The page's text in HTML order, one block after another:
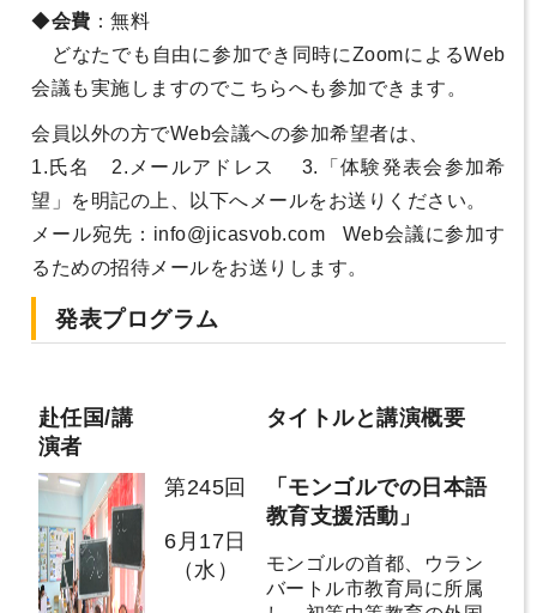
◆会費 ：無料
どなたでも自由に参加でき同時にZoomによるWeb
会議も実施しますのでこちらへも参加できます。
会員以外の方でWeb会議への参加希望者は、
1.氏名 2.メールアドレス 3.「体験発表会参加希
望」を明記の上、以下へメールをお送りください。
メール宛先：info@jicasvob.com Web会議に参加す
るための招待メールをお送りします。
発表プログラム
赴任国/講
演者
タイトルと講演概要
第245回
6月17日
（水）
「モンゴルでの日本語
教育支援活動」
モンゴルの首都、ウラン
バートル市教育局に所属